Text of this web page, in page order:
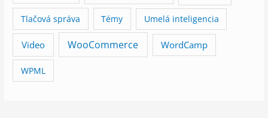
Tlačová správa Témy Umelá inteligencia
Video WooCommerce WordCamp
WPML